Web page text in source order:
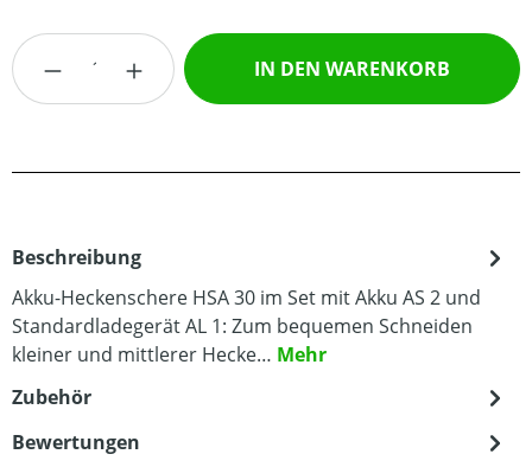
Produkt Anzahl: Gib den gewünschten
IN DEN WARENKORB
Beschreibung
Akku-Heckenschere HSA 30 im Set mit Akku AS 2 und
Standardladegerät AL 1: Zum bequemen Schneiden
kleiner und mittlerer Hecke… Mehr
Zubehör
Bewertungen